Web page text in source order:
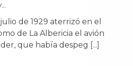
de 1929 aterrizó en el
de La Albericia el avión
que había despeg
[...]